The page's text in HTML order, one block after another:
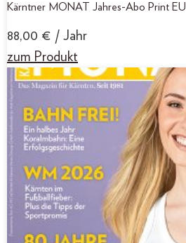
Kärntner MONAT Jahres-Abo Print EU
88,00 € / Jahr
zum Produkt